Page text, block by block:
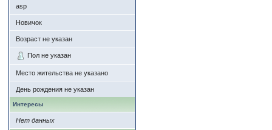
asp
Новичок
Возраст не указан
Пол не указан
Место жительства не указано
День рождения не указан
Интересы
Нет данных